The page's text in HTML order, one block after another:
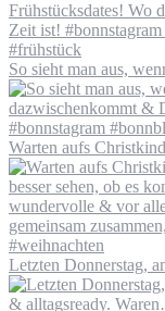
So sieht man aus,
Warten aufs
Letzten Donnerstag,